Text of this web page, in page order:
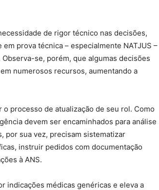
de rigor técnico nas decisões,
prova técnica – especialmente NATJUS –
se, porém, que algumas decisões
numerosos recursos, aumentando a
processo de atualização de seu rol. Como
devem ser encaminhados para análise
por sua vez, precisam sistematizar
instruir pedidos com documentação
à ANS.
indicações médicas genéricas e eleva a